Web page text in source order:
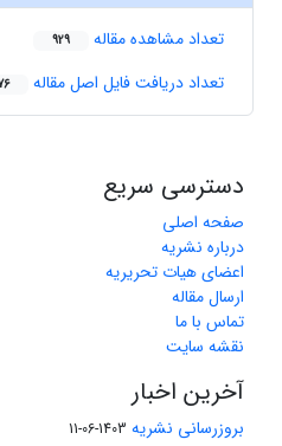
تعداد مشاهده مقاله 929
تعداد دریافت فایل اصل مقاله
دسترسی سریع
صفحه اصلی
درباره نشریه
اعضای هیات تحریریه
ارسال مقاله
تماس با ما
نقشه سایت
آخرین اخبار
بروزرسانی نشریه 1403-06-11